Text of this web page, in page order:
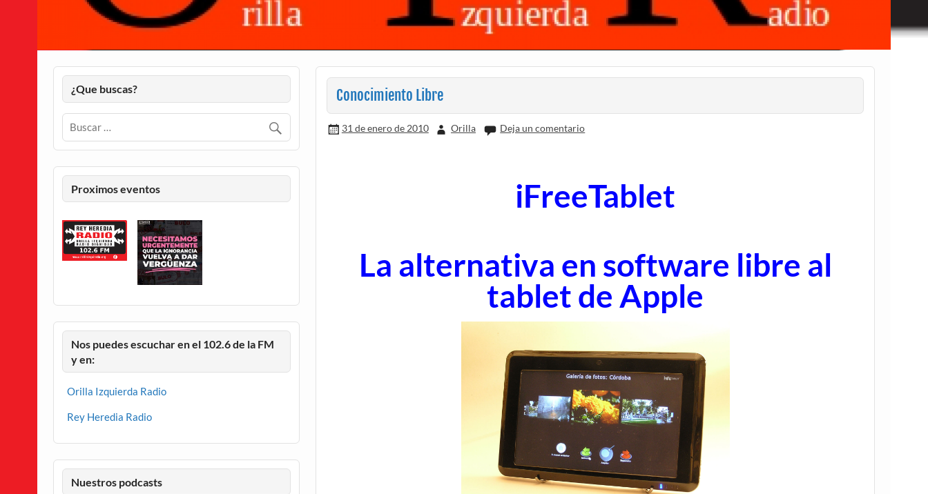
Conocimiento Libre
31 de enero de 2010 Orilla Deja un comentario
iFreeTablet
La alternativa en software libre al
tablet de Apple
¿Que buscas?
Proximos eventos
Nos puedes escuchar en el 102.6 de la FM
y en:
Orilla Izquierda Radio
Rey Heredia Radio
Nuestros podcasts